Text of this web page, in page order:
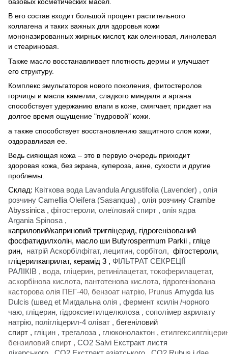
В его состав входит большой процент растительного
коллагена и таких важных для здоровья кожи
мононазированных жирных кислот, как олеиновая, линолевая
и стеариновая.
Также масло восстанавливает плотность дермы и улучшает
его структуру.
Комплекс эмульгаторов нового поколения, фитостеролов
горчицы и масла камелии, сладкого миндаля и аргана
способствует удержанию влаги в коже, смягчает, придает на
долгое время ощущение "пудровой" кожи.
а также способствует восстановлению защитного слоя кожи,
оздоравливая ее.
Ведь сияющая кожа – это в первую очередь приходит
здоровая кожа, без экрана, купероза, акне, сухости и другие
проблемы.
Склад: Квіткова вода Lavandula Angustifolia (Lavender) , олія
розчину Camellia Oleifera (Sasanqua) , олія розчину Crambe
Abyssinica , фітостероли, олеїловий спирт , олія ядра
Argania Spinosa ,
каприловий/каприновий тригліцерид, гідрогенізований
фосфатидилхолін, масло ши Butyrospermum Parkii , гліце
рин, натрій Аскорбілфітат, лецитин, сорбітол, фітостероли,
гліцерилкаприлат, керамід 3 , ФІЛЬТРАТ СЕКРЕЦІЇ
РАЛІКІВ , вода, гліцерин, ретинілацетат, токоферилацетат,
аскорбінова кислота, пантотенова кислота, гідрогенізована
касторова олія ПЕГ-40, бензоат натрію, Prunus Amygda lus
Dulcis (швед et Мигдальна олія , фермент ксилін /чорного
чаю, гліцерин, гідроксиетилцелюлоза , сополімер акрилату
натрію, полігліцерил-4 оліват , бегеніловий
спирт , гліцин , трегалоза , глюконолактон ,
бензиловий спирт , CO2 Salvi Екстракт листя